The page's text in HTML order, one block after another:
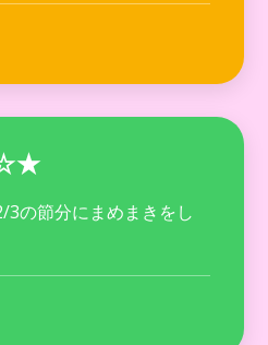
の節分にまめまきをし